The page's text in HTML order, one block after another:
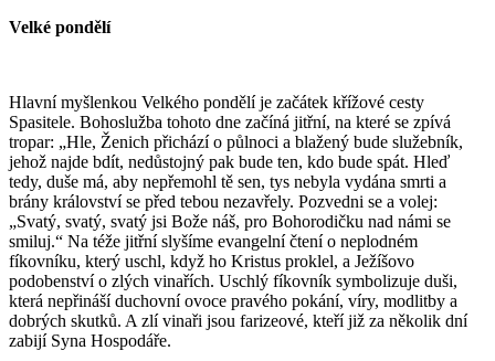
Velké pondělí
Hlavní myšlenkou Velkého pondělí je začátek křížové cesty
Spasitele. Bohoslužba tohoto dne začíná jitřní, na které se zpívá
tropar: „Hle, Ženich přichází o půlnoci a blažený bude služebník,
jehož najde bdít, nedůstojný pak bude ten, kdo bude spát. Hleď
tedy, duše má, aby nepřemohl tě sen, tys nebyla vydána smrti a
brány království se před tebou nezavřely. Pozvedni se a volej:
„Svatý, svatý, svatý jsi Bože náš, pro Bohorodičku nad námi se
smiluj.“ Na téže jitřní slyšíme evangelní čtení o neplodném
fíkovníku, který uschl, když ho Kristus proklel, a Ježíšovo
podobenství o zlých vinařích. Uschlý fíkovník symbolizuje duši,
která nepřináší duchovní ovoce pravého pokání, víry, modlitby a
dobrých skutků. A zlí vinaři jsou farizeové, kteří již za několik dní
zabijí Syna Hospodáře.